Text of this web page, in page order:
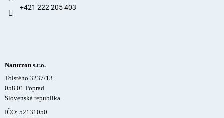
+421 222 205 403
Naturzon s.r.o.
Tolstého 3237/13
058 01 Poprad
Slovenská republika
IČO: 52131050